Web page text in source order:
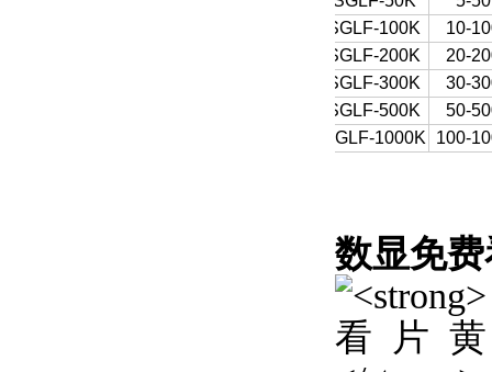
SGLF-100K
10-
SGLF-200K
20-
SGLF-300K
30-
SGLF-500K
50-
SGLF-1000K
100-
数显免